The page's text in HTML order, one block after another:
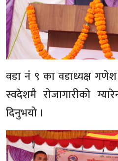
वडा नंं ९ का वडाध्यक्ष
स्वदेशमै रोजागारीको
दिनुभयो ।